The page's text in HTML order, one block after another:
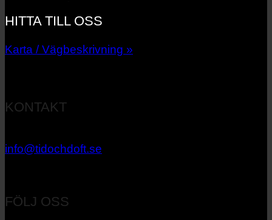
HITTA TILL OSS
Karta / Vägbeskrivning »
KONTAKT
info@tidochdoft.se
FÖLJ OSS